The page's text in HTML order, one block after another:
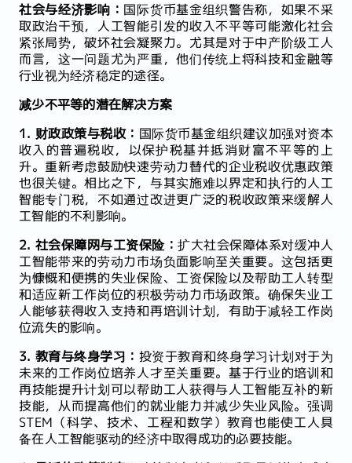
社会与经济影响： 国际货币基金组织警告称，如果不采
取政治干预，人工智能引发的收入不平等可能激化社会
紧张局势，破坏社会凝聚力。尤其是对于中产阶级工人
而言，这一问题尤为严重，他们传统上将科技和金融等
行业视为经济稳定的途径。
减少不平等的潜在解决方案
1. 财政政策与税收： 国际货币基金组织建议加强对资本
收入的普遍税收，以保护税基并抵消财富不平等的上
升。重新考虑鼓励快速劳动力替代的企业税收优惠政策
也很关键。相比之下，与其实施难以界定和执行的人工
智能专门税，不如通过改进更广泛的税收政策来缓解人
工智能的不利影响。
2. 社会保障网与工资保险：扩大社会保障体系对缓冲人
工智能带来的劳动力市场负面影响至关重要。这包括更
为慷慨和便携的失业保险、工资保险以及帮助工人转型
和适应新工作岗位的积极劳动力市场政策。确保失业工
人能够获得收入支持和再培训计划，有助于减轻工作岗
位流失的影响。
3. 教育与终身学习： 投资于教育和终身学习计划对于为
未来的工作岗位培养人才至关重要。基于行业的培训和
再技能提升计划可以帮助工人获得与人工智能互补的新
技能，从而提高他们的就业能力并减少失业风险。强调
STEM（科学、技术、工程和数学）教育也能使工人具
备在人工智能驱动的经济中取得成功的必要技能。